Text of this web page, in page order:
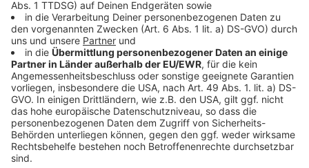
"Letztes Jahr war für meinen Großvater auch der
Punkt, wo er sagte: So oft und so häufig
hintereinander diese Ereignisse, haben wir tatsächlich
noch nicht erlebt." Jan ist Ende zwanzig und Landwirt.
Zusammen mit seinen beiden Brüdern und dem Vater
betreibt er einen Bauernhof in Ratingen-Homberg...
Weiterlesen, Beitrag hören und Video sehen
Anzeige